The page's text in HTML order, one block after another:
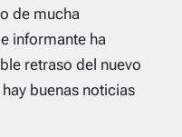
de mucha
informante ha
retraso del nuevo
buenas noticias